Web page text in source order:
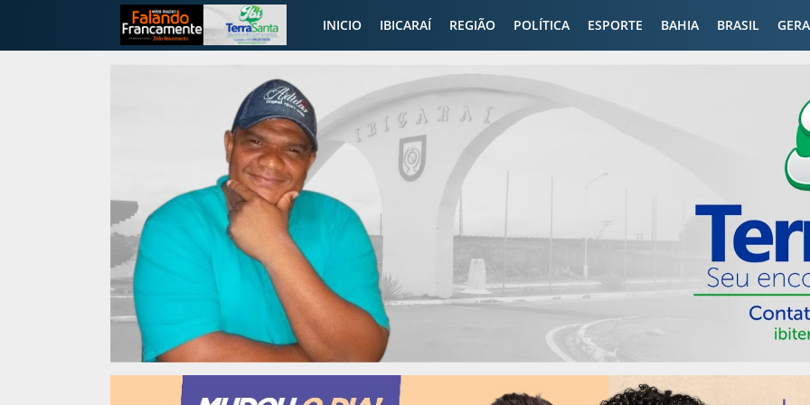
INICIO IBICARAÍ REGIÃO POLÍTICA ESPORTE BAHIA BRASIL